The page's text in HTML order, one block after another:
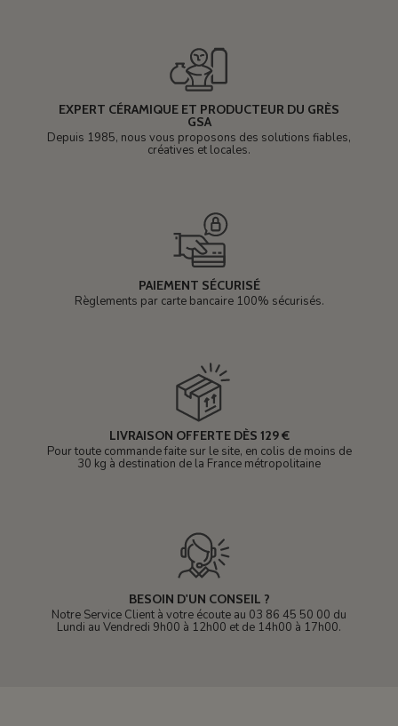
EXPERT CÉRAMIQUE ET PRODUCTEUR DU GRÈS
GSA
Depuis 1985, nous vous proposons des solutions fiables,
créatives et locales.
PAIEMENT SÉCURISÉ
Règlements par carte bancaire 100% sécurisés.
LIVRAISON OFFERTE DÈS 129 €
Pour toute commande faite sur le site, en colis de moins de
30 kg à destination de la France métropolitaine
BESOIN D'UN CONSEIL ?
Notre Service Client à votre écoute au 03 86 45 50 00 du
Lundi au Vendredi 9h00 à 12h00 et de 14h00 à 17h00.